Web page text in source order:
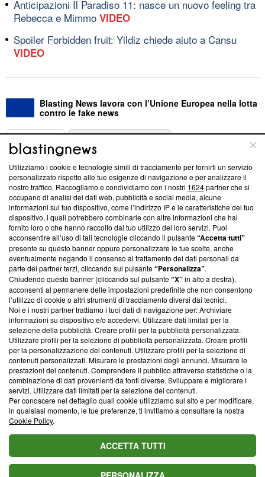
Anticipazioni Il Paradiso 11: nasce un nuovo feeling tra
Rebecca e Mimmo VIDEO
Spoiler Forbidden fruit: Yildiz chiede aiuto a Cansu
VIDEO
Blasting News lavora con l’Unione Europea nella lotta
contro le fake news
ABOUT
Questa sezione offre informazioni trasparenti su Blasting
News, sui nostri processi editoriali e su come ci impegniamo a
creare news di qualità. Inoltre, afferma la nostra aderenza a
‘Trust Project - News with Integrity’Blasting News non è
ancora membro del programma, ma ha richiesto di farne
parte; Trust Project non ha ancora effettuato una verifica di
conformità agli standard.
Su di noi
Team editoriale
Corporate
Redazione
Informativa Privacy
Cookie Policy
Blasting SA, IDI CHE-247.845.224, Via Carlo Frasca, 3 - 6900
Lugano (Svizzera) Tel:+39 0690258937
© 2026 Blasting News
Utilizziamo i cookie e tecnologie simili di tracciamento per fornirti un servizio
personalizzato rispetto alle tue esigenze di navigazione e per analizzare il
nostro traffico. Raccogliamo e condividiamo con i nostri 1624partner che si
occupano di analisi dei dati web, pubblicità e social media, alcune
informazioni sul tuo dispositivo, come l’indirizzo IP e le caratteristiche del tuo
dispositivo, i quali potrebbero combinarle con altre informazioni che hai
fornito loro o che hanno raccolto dal tuo utilizzo dei loro servizi. Puoi
acconsentire all’uso di tali tecnologie cliccando il pulsante“Accetta tutti”
presente su questo banner oppure personalizzare le tue scelte, anche
eventualmente negando il consenso al trattamento dei dati personali da
parte dei partner terzi, cliccando sul pulsante“Personalizza”.
Chiudendo questo banner (cliccando sul pulsante“X”in alto a destra),
acconsenti al permanere delle impostazioni predefinite che non consentono
l’utilizzo di cookie o altri strumenti di tracciamento diversi dai tecnici.
Noi e i nostri partner trattiamo i tuoi dati di navigazione per: Archiviare
informazioni su dispositivo e/o accedervi. Utilizzare dati limitati per la
selezione della pubblicità. Creare profili per la pubblicità personalizzata.
Utilizzare profili per la selezione di pubblicità personalizzata. Creare profili
per la personalizzazione dei contenuti. Utilizzare profili per la selezione di
contenuti personalizzati. Misurare le prestazioni degli annunci. Misurare le
prestazioni dei contenuti. Comprendere il pubblico attraverso statistiche o la
combinazione di dati provenienti da fonti diverse. Sviluppare e migliorare i
servizi. Utilizzare dati limitati per la selezione dei contenuti.
Per conoscere nel dettaglio quali cookie utilizziamo sul sito e per modificare,
in qualsiasi momento, le tue preferenze, ti invitiamo a consultare la nostra
Cookie Policy.
ACCETTA TUTTI